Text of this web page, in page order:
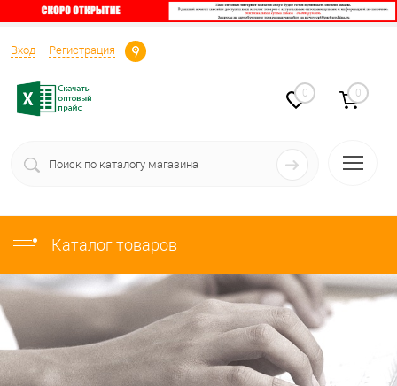
Вход Регистрация
Определение
0 0
Каталог товаров